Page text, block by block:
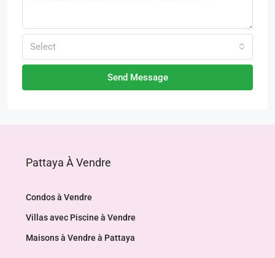
Select
Send Message
Pattaya À Vendre
Condos à Vendre
Villas avec Piscine à Vendre
Maisons à Vendre à Pattaya